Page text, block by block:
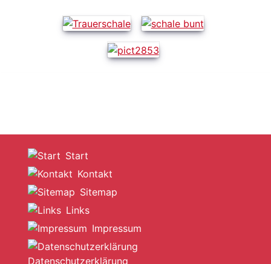
Start
Kontakt
Sitemap
Links
Impressum
Datenschutzerklärung